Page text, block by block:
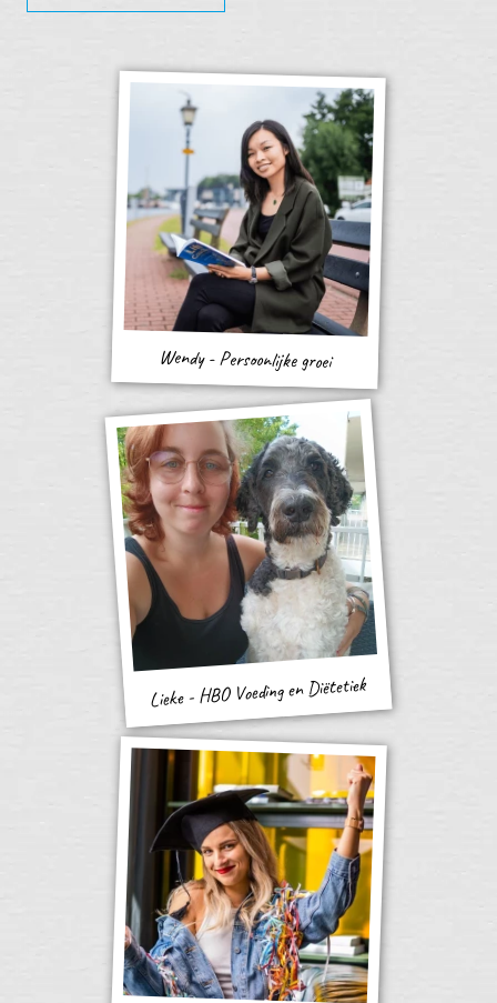
Wendy - Persoonlijke groei
Lieke - HBO Voeding en Diëtetiek